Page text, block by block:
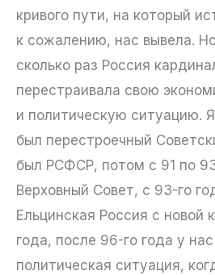
кривого пути, на который
к сожалению, нас вывела.
сколько раз Россия
перестраивала свою
и политическую ситуацию.
был перестроечный
был РСФСР, потом с 91 по
Верховный Совет, с 93-го
Ельцинская Россия с новой
года, после 96-го года у
политическая ситуация,